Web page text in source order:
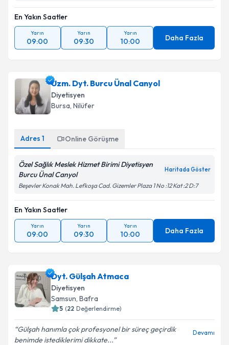
En Yakın Saatler
Yarın
09:00
Yarın
09:30
Yarın
10:00 Daha Fazla
Uzm. Dyt. Burcu Ünal Canyol
Diyetisyen
Bursa, Nilüfer
Adres 1 Online Görüşme
Özel Sağlık Meslek Hizmet Birimi Diyetisyen
Burcu Ünal Canyol
Haritada Göster
Beşevler Konak Mah. Lefkoşa Cad. Gizemler Plaza 1 No :12 Kat :2 D:7
En Yakın Saatler
Yarın
09:00
Yarın
09:30
Yarın
10:00 Daha Fazla
Dyt. Gülşah Atmaca
Diyetisyen
Samsun, Bafra
5 (22 Değerlendirme)
Gülşah hanımla çok profesyonel bir süreç geçirdik
benimde istediklerimi dikkate...
Devamı